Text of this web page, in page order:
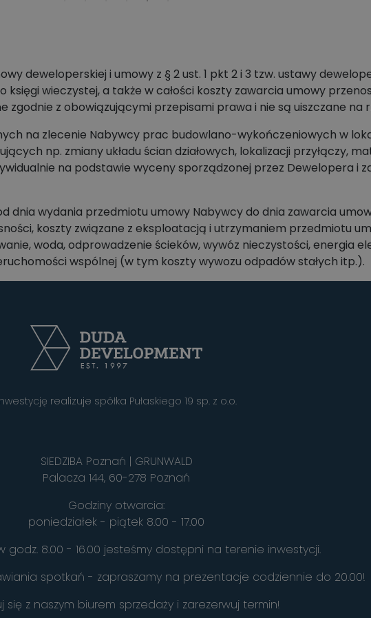
deweloperskiej i umowy z § 2 ust. 1 pkt 2 i 3 tzw. ustawy
wieczystej, a także w całości koszty zawarcia umowy
zgodnie z obowiązującymi przepisami prawa i nie są uiszczane na
na zlecenie Nabywcy prac budowlano-wykończeniowych w
np. zmiany układu ścian działowych, lokalizacji przyłączy,
na podstawie wyceny sporządzonej przez Dewelopera i
dnia wydania przedmiotu umowy Nabywcy do dnia zawarcia
koszty związane z eksploatacją i utrzymaniem przedmiotu
woda, odprowadzenie ścieków, wywóz nieczystości, energia
wspólnej (w tym koszty wywozu odpadów stałych itp.).
realizuje spółka Pułaskiego 19 sp. z o.o.
SIEDZIBA Poznań | GRUNWALD
Palacza 144, 60-278 Poznań
Godziny otwarcia:
poniedziałek - piątek 8.00 - 17.00
godz. 8.00 - 16.00 jesteśmy dostępni na terenie inwestycji.
spotkań - zapraszamy na prezentacje codziennie do 20.00!
się z naszym biurem sprzedaży i zarezerwuj termin!